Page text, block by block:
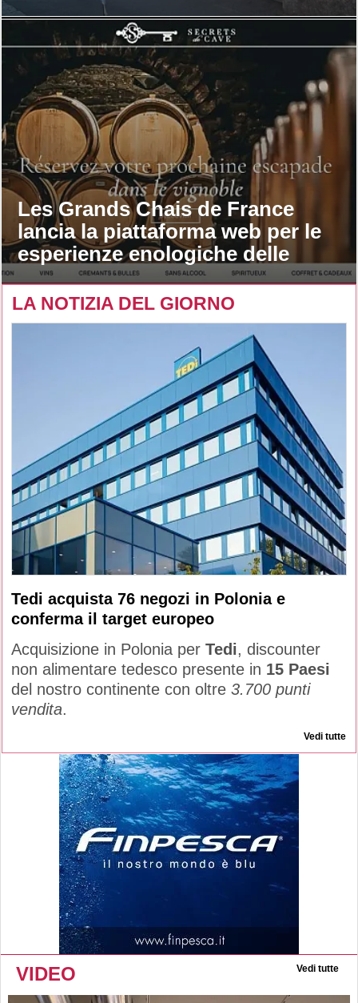
Les Grands Chais de France
lancia la piattaforma web per le
esperienze enologiche delle
maison
LA NOTIZIA DEL GIORNO
Tedi acquista 76 negozi in Polonia e
conferma il target europeo
Acquisizione in Polonia per Tedi, discounter
non alimentare tedesco presente in 15 Paesi
del nostro continente con oltre 3.700 punti
vendita.
Vedi tutte
VIDEO Vedi tutte